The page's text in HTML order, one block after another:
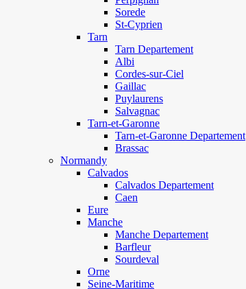
Sorede
St-Cyprien
Tarn
Tarn Departement
Albi
Cordes-sur-Ciel
Gaillac
Puylaurens
Salvagnac
Tarn-et-Garonne
Tarn-et-Garonne Departement
Brassac
Normandy
Calvados
Calvados Departement
Caen
Eure
Manche
Manche Departement
Barfleur
Sourdeval
Orne
Seine-Maritime